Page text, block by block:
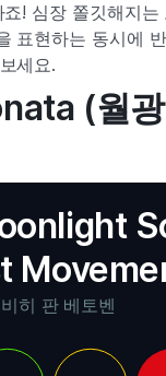
! 심장 쫄깃해지는
표현하는 동시에
세요.
(월
히 판 베토벤